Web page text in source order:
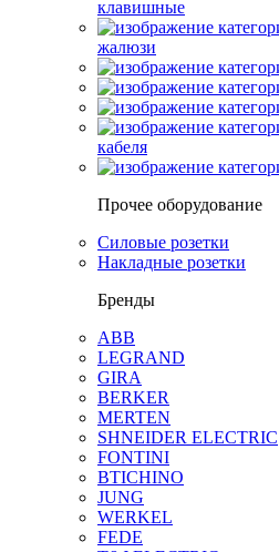
клавишные
жалюзи
кабеля
Прочее оборудование
Силовые розетки
Накладные розетки
Бренды
ABB
LEGRAND
GIRA
BERKER
MERTEN
SHNEIDER ELECTRIC
FONTINI
BTICHINO
JUNG
WERKEL
FEDE